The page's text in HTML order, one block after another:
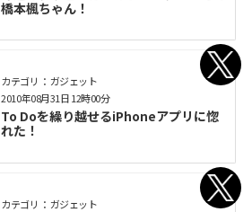
橋本楓ちゃん！
カテゴリ： ガジェット
To Doを繰り越せるiPhoneアプリに惚
れた！
2010年08月31日 12時00分
カテゴリ： ガジェット